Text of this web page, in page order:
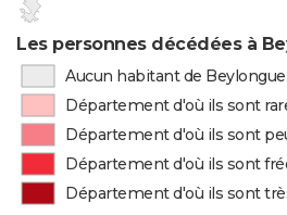
Les personnes décédées à
Aucun habitant de
Département d'où ils sont
Département d'où ils sont
Département d'où ils sont
Département d'où ils sont